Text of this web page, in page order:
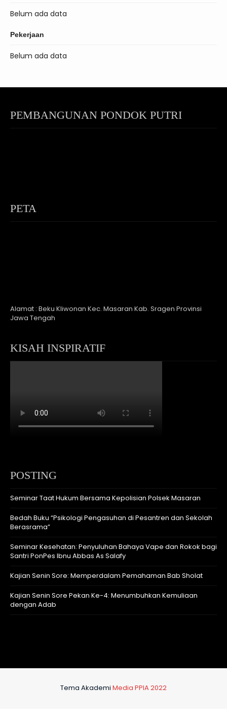
Belum ada data
Pekerjaan
Belum ada data
PEMBANGUNAN PONDOK PUTRI
PETA
Alamat : Beku Kliwonan Kec. Masaran Kab. Sragen Provinsi
Jawa Tengah
KISAH INSPIRATIF
POSTING
Seminar Taat Hukum Bersama Kepolisian Polsek Masaran
Bedah Buku “Psikologi Pengasuhan di Pesantren dan Sekolah
Berasrama”
Seminar Kesehatan: Penyuluhan Bahaya Vape dan Rokok bagi
Santri PonPes Ibnu Abbas As Salafy
Kajian Senin Sore: Memperdalam Pemahaman Bab Sholat
Kajian Senin Sore Pekan Ke-4: Menumbuhkan Kemuliaan
dengan Adab
Tema Akademi Media PPIA 2022